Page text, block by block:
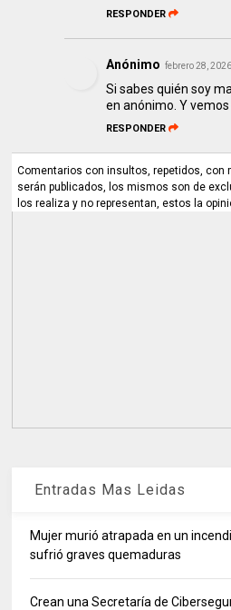
RESPONDER
Anónimo febrero 28, 2026
Si sabes quién soy
en anónimo. Y
RESPONDER
Comentarios con insultos, repetidos, con
serán publicados, los mismos son de
los realiza y no representan, estos la
Entradas Mas Leidas
Mujer murió atrapada en un
sufrió graves quemaduras
Crean una Secretaría de